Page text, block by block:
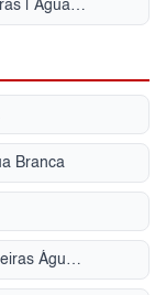
Alugar Apartamento com portaria 24 horas | Água Branca
Branca
Condomínio Residencial Casa das Caldeiras Água Branca